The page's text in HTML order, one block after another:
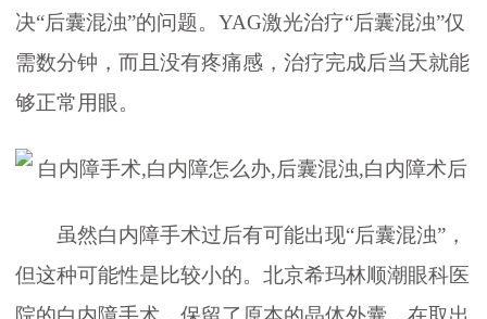
决“后囊混浊”的问题。YAG激光治疗“后囊混浊”仅
需数分钟，而且没有疼痛感，治疗完成后当天就能
够正常用眼。
虽然白内障手术过后有可能出现“后囊混浊”，
但这种可能性是比较小的。北京希玛林顺潮眼科医